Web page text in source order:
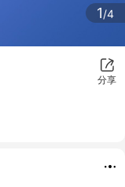
1/4
分享